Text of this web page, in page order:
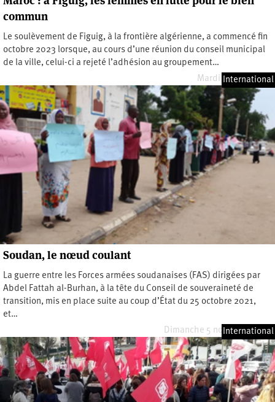
commun
Le soulèvement de Figuig, à la frontière algérienne, a commencé fin
octobre 2023 lorsque, au cours d’une réunion du conseil municipal
de la ville, celui-ci a rejeté l’adhésion au groupement…
Mardi 12 mars 2024
International
Soudan, le nœud coulant
La guerre entre les Forces armées soudanaises (FAS) dirigées par
Abdel Fattah al-Burhan, à la tête du Conseil de souveraineté de
transition, mis en place suite au coup d’État du 25 octobre 2021,
et…
Dimanche 5 novembre 2023
International